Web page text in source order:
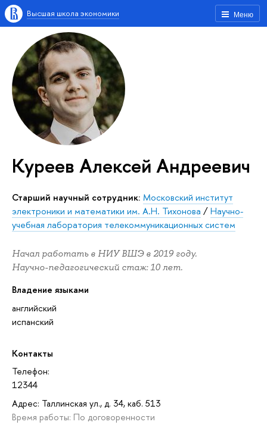
Меню
Высшая школа экономики
Куреев Алексей Андреевич
Старший научный сотрудник: Московский институт
электроники и математики им. А.Н. Тихонова /Научно-
учебная лаборатория телекоммуникационных систем
Начал работать в НИУ ВШЭ в 2019 году.
Научно-педагогический стаж: 10 лет.
Владение языками
английский
испанский
Контакты
Телефон:
12344
Адрес: Таллинская ул., д. 34, каб. 513
Время работы: По договоренности